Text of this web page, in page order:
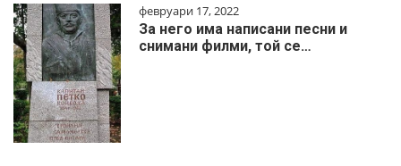
февруари 17, 2022
За него има написани песни и
снимани филми, той се…